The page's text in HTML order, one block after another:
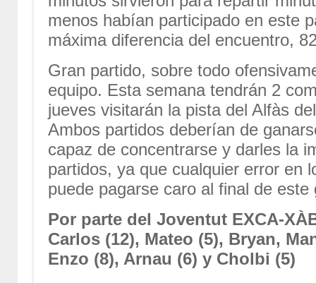
menos habían participado en este
máxima diferencia del encuentro,
Gran partido, sobre todo
equipo. Esta semana tendrán 2
jueves visitarán la pista del Alfàs
Ambos partidos deberían de
capaz de concentrarse y darles la
partidos, ya que cualquier error en
puede pagarse caro al final de este
Por parte del Joventut EXCA-
Carlos (12), Mateo (5), Bryan,
Enzo (8), Arnau (6) y Cholbi (5)